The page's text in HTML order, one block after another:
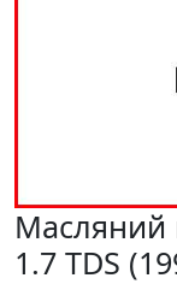
Масляний
1.7 TDS